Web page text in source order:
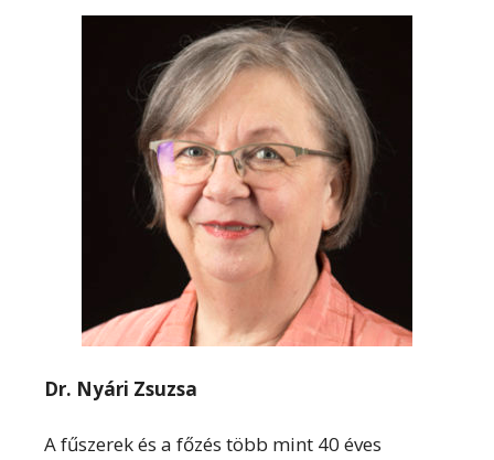
Dr. Nyári Zsuzsa
A fűszerek és a főzés több mint 40 éves